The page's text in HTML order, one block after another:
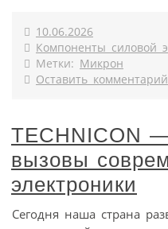
10.06.2026
Компоненты силовой
Метки: Микрон
Оставить комментарий
TECHNICON
вызовы
электроники
Сегодня наша страна